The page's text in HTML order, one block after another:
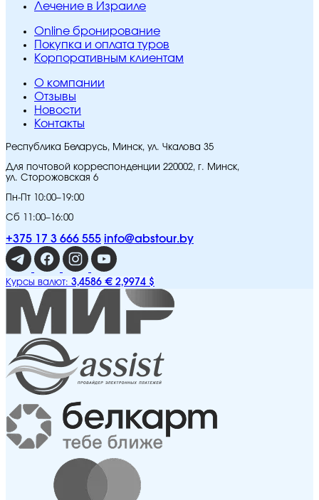
Лечение в Израиле
Online бронирование
Покупка и оплата туров
Корпоративным клиентам
O компании
Отзывы
Новости
Контакты
Республика Беларусь, Минск, ул. Чкалова 35
Для почтовой корреспонденции 220002, г. Минск,
ул. Сторожовская 6
Пн-Пт 10:00–19:00
Сб 11:00–16:00
+375 17 3 666 555 info@abstour.by
Курсы валют: 3,4586 € 2,9974 $